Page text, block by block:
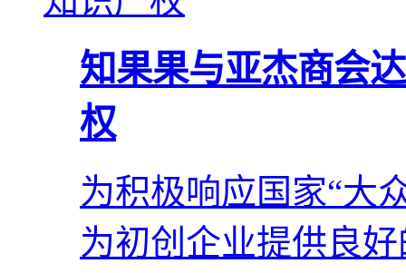
知果果与亚杰商会
权
为积极响应国家“大
为初创企业提供良